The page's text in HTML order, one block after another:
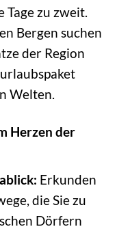
Tage zu zweit.
Bergen suchen
der Region
Welten.
Herzen der
Erkunden
die Sie zu
Dörfern